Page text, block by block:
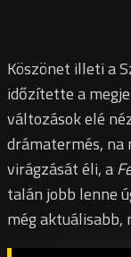
Köszönet illeti a
időzítette a
változások elé
drámatermés, na
virágzását éli, a
talán jobb lenne
még